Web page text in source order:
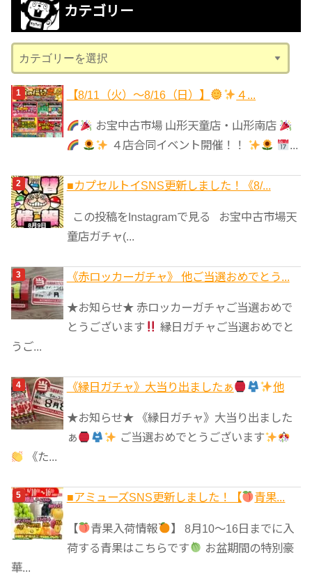
ブ
カテゴリー
テ
ゴ
リ
ー
【8/11（火）～8/16（日）】 ４...
お宝中古市場 山形天童店・山形南店
４店合同イベント開催！！
...
■カプセルトイSNS更新しました！《8/...
この投稿をInstagramで見る お宝中古市場天
童店ガチャ(...
《赤ロッカーガチャ》 他ご当選おめでとう...
★お知らせ★ 赤ロッカーガチャご当選おめで
とうございます
縁日ガチャご当選おめでと
うご...
《縁日ガチャ》大当り出ましたぁ 他
★お知らせ★ 《縁日ガチャ》大当り出ました
ぁ
ご当選おめでとうございます
《た...
■アミューズSNS更新しました！【 青果...
【 青果入荷情報
】 8月10～16日までに入
荷する青果はこちらです
お盆期間の特別豪
華...